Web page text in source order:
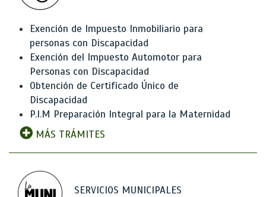
Exención de Impuesto Inmobiliario para
personas con Discapacidad
Exención del Impuesto Automotor para
Personas con Discapacidad
Obtención de Certificado Único de
Discapacidad
P.I.M Preparación Integral para la Maternidad
MÁS TRÁMITES
SERVICIOS MUNICIPALES